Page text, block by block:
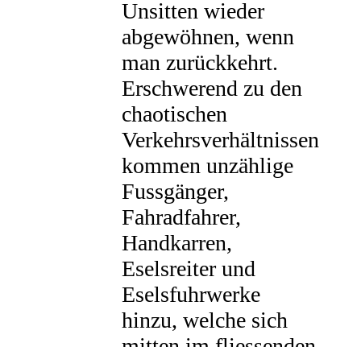
Unsitten wieder
abgewöhnen, wenn
man zurückkehrt.
Erschwerend zu den
chaotischen
Verkehrsverhältnissen
kommen unzählige
Fussgänger,
Fahradfahrer,
Handkarren,
Eselsreiter und
Eselsfuhrwerke
hinzu, welche sich